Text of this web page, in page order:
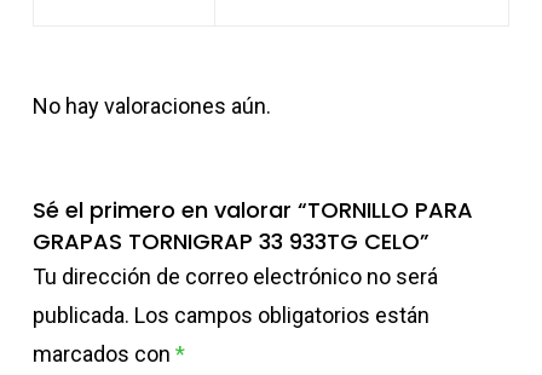
No hay valoraciones aún.
Sé el primero en valorar “TORNILLO PARA
GRAPAS TORNIGRAP 33 933TG CELO”
Tu dirección de correo electrónico no será
publicada. Los campos obligatorios están
marcados con *